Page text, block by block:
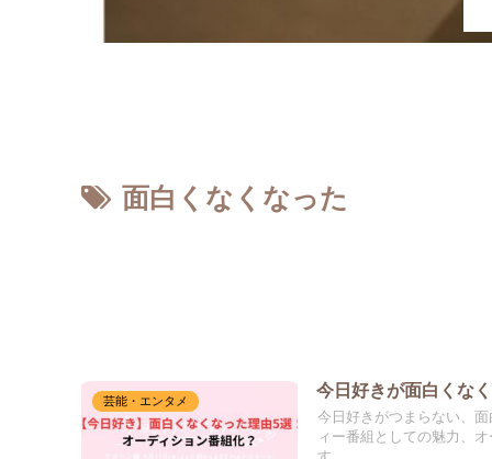
面白くなくなった
芸能・エンタメ
今日好きが面白くな
今日好きがつまらない、
ィー番組としての魅力、